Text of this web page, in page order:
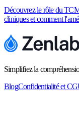
Découvrez le rôle du
cliniques et comment
Simplifiez la
BlogConfidentialité et